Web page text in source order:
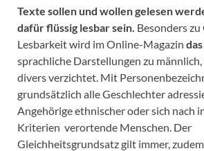
Texte sollen und wollen gelesen
dafür flüssig lesbar sein. Besonders
Lesbarkeit wird im Online-Magazin
sprachliche Darstellungen zu
divers verzichtet. Mit
grundsätzlich alle Geschlechter
Angehörige ethnischer oder sich nach
Kriterien verortende Menschen. Der
Gleichheitsgrundsatz gilt immer,